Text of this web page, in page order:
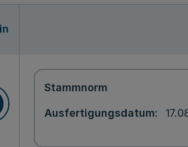
Stammnorm
Ausfertigungsdatum